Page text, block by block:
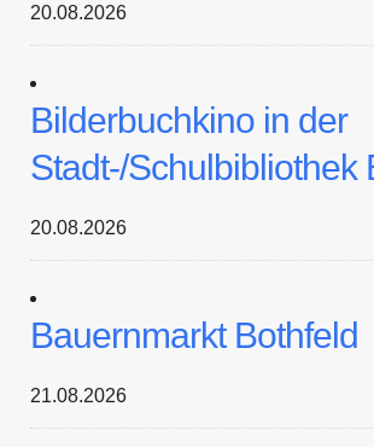
20.08.2026
Bilderbuchkino in der
Stadt-/Schulbibliothek
20.08.2026
Bauernmarkt Bothfeld
21.08.2026